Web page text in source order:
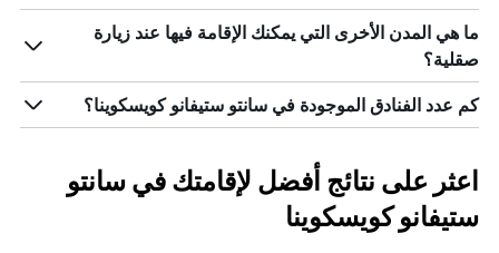
ما هي المدن الأخرى التي يمكنك الإقامة فيها عند زيارة
صقلية؟
كم عدد الفنادق الموجودة في سانتو ستيفانو كويسكوينا؟
اعثر على نتائج أفضل لإقامتك في سانتو
ستيفانو كويسكوينا